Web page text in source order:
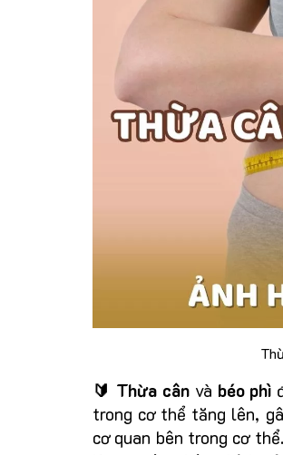
🔰 Thừa cân và béo phì
trong cơ thể tăng lên,
cơ quan bên trong cơ